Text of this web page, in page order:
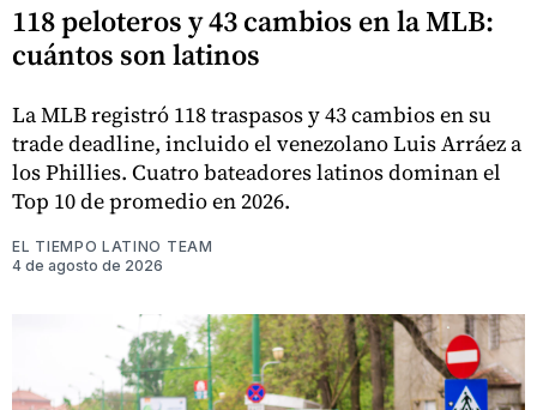
118 peloteros y 43 cambios en la MLB:
cuántos son latinos
La MLB registró 118 traspasos y 43 cambios en su
trade deadline, incluido el venezolano Luis Arráez a
los Phillies. Cuatro bateadores latinos dominan el
Top 10 de promedio en 2026.
EL TIEMPO LATINO TEAM
4 de agosto de 2026